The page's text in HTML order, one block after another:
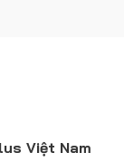
Việt Nam